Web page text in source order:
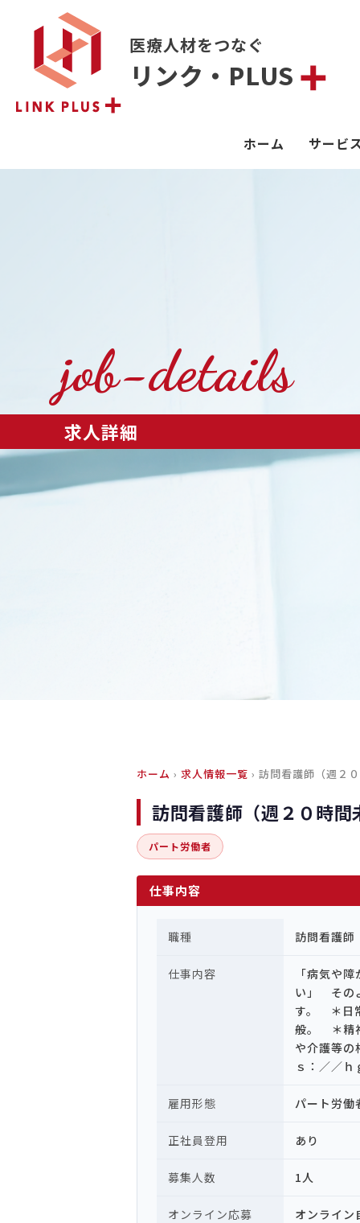
医療人材をつなぐ
リンク・PLUS
ホーム サービ
job-details
求人詳細
ホーム › 求人情報一覧 › 訪問看護師（週２
訪問看護師（週２０時間
パート労働者
仕事内容
職種 訪問看護師
仕事内容
「病気や
い」 その
す。 ＊日
般。 ＊精
や介護等
ｓ：／／
雇用形態 パート労働
正社員登用 あり
募集人数 1人
オンライン応募 オンライン